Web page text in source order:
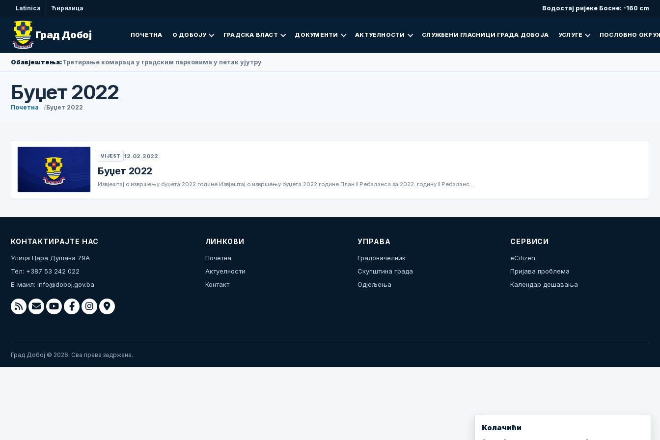
Latinica Ћирилица Водостај ријеке Босне: -160 cm
Град Добој ПОЧЕТНА О ДОБОЈУ ГРАДСКА ВЛАСТ ДОКУМЕНТИ АКТУЕЛНОСТИ СЛУЖБЕНИ ГЛАСНИЦИ ГРАДА ДОБОЈА УСЛУГЕ ПОСЛОВНО
Обавјештења:Третирање комараца у градским парковима у петак ујутру
Буџет 2022
Почетна Буџет 2022
VIJEST 12.02.2022.
Буџет 2022
Извјештај о извршењу буџета 2022.године Извјештај о извршењу буџета 2022.године План ǁ Ребаланса за 2022. годину ǁ Ребаланс…
КОНТАКТИРАЈТЕ НАС
Улица Цара Душана 79А
Тел: +387 53 242 022
Е-маил: info@doboj.gov.ba
ЛИНКОВИ
Почетна
Актуелности
Контакт
УПРАВА
Градоначелник
Скупштина града
Одјељења
СЕРВИСИ
eCitizen
Пријава проблема
Календар дешавања
Град Добој © 2026. Сва права задржана.
Колачићи